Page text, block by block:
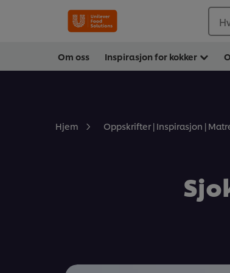
Om oss Inspirasjon for kokker
Hjem Oppskrifter | Inspirasjon |